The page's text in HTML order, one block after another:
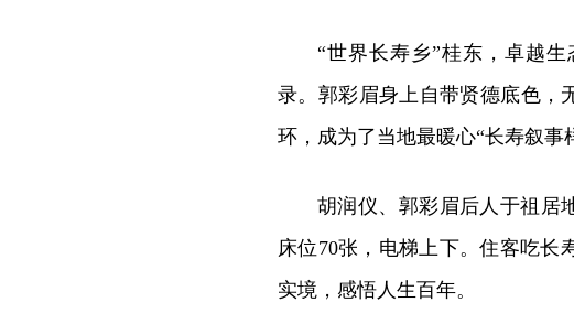
“世界长寿乡”桂东，卓越
录。郭彩眉身上自带贤德底色
环，成为了当地最暖心“长寿叙事
胡润仪、郭彩眉后人于祖居
床位70张，电梯上下。住客吃长
实境，感悟人生百年。